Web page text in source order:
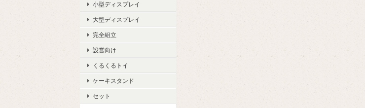
小型ディスプレイ
大型ディスプレイ
完全組立
設営向け
くるくるトイ
ケーキスタンド
セット